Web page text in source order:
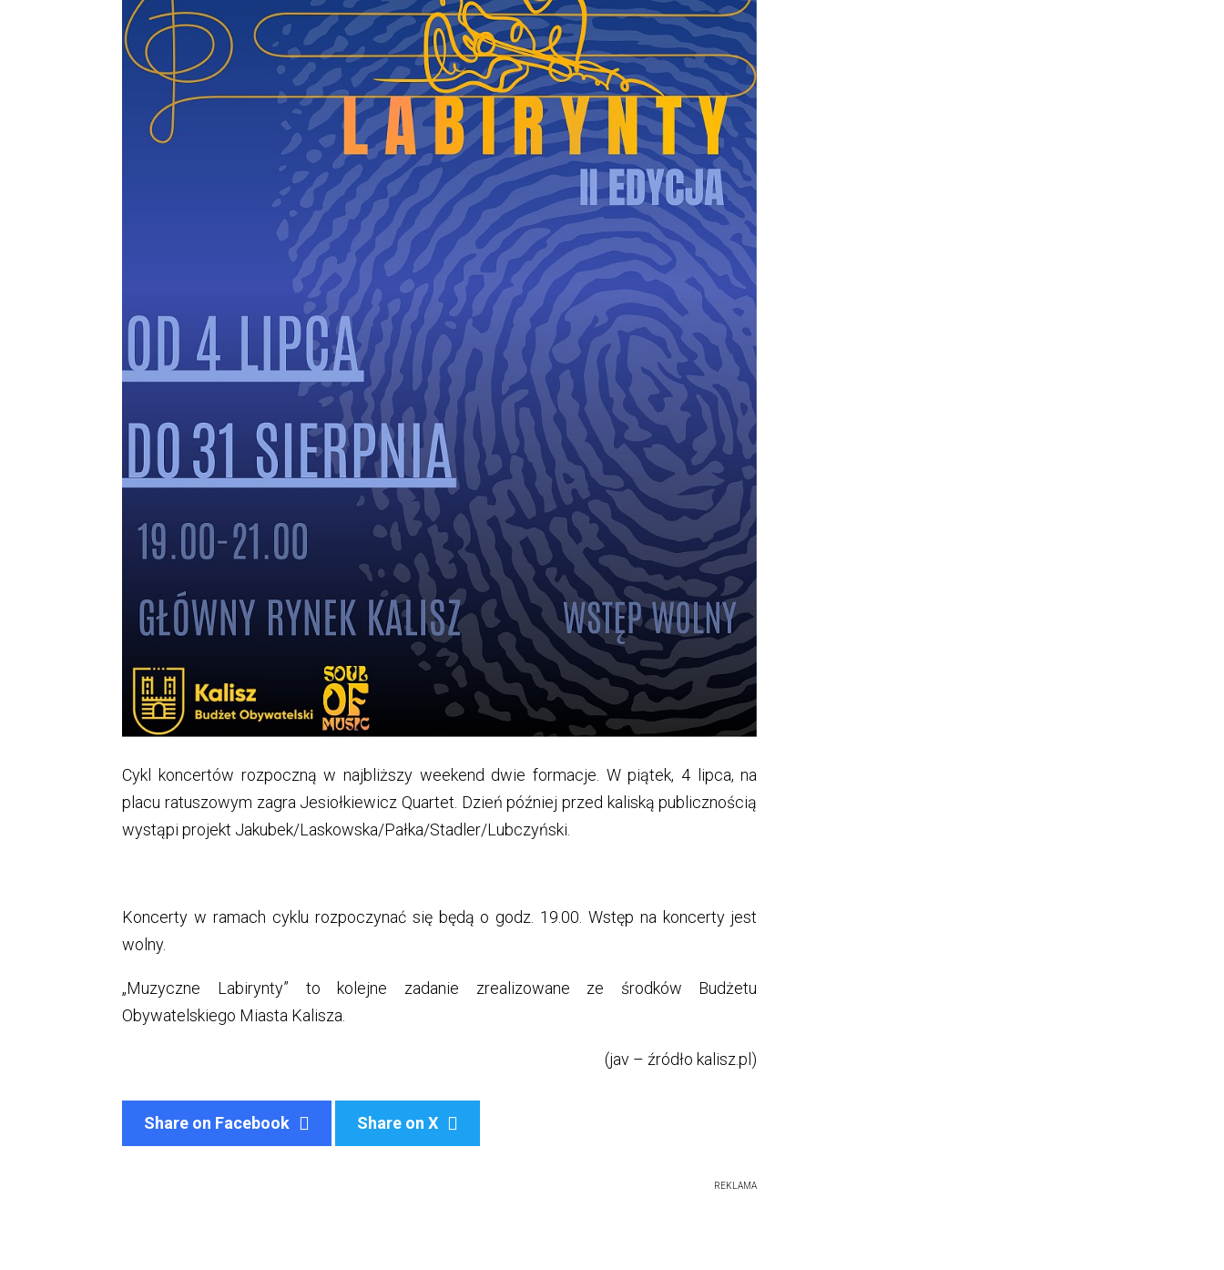
Cykl koncertów rozpoczną w najbliższy weekend dwie formacje. W piątek, 4 lipca, na
placu ratuszowym zagra Jesiołkiewicz Quartet. Dzień później przed kaliską publicznością
wystąpi projekt Jakubek/Laskowska/Pałka/Stadler/Lubczyński.
Koncerty w ramach cyklu rozpoczynać się będą o godz. 19.00. Wstęp na koncerty jest
wolny.
„Muzyczne Labirynty” to kolejne zadanie zrealizowane ze środków Budżetu
Obywatelskiego Miasta Kalisza.
(jav – źródło kalisz.pl)
Share on Facebook Share on X 
REKLAMA